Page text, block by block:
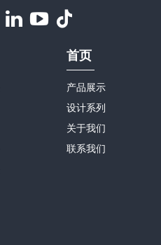
首页
产品展示
设计系列
关于我们
联系我们